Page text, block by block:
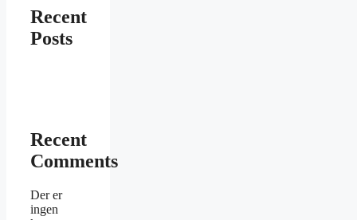
Recent
Posts
Recent
Comments
Der er
ingen